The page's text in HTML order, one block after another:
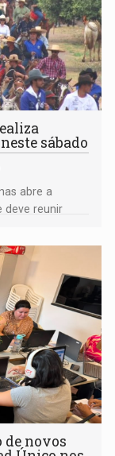
sábado
abre a
deve reunir
de novos